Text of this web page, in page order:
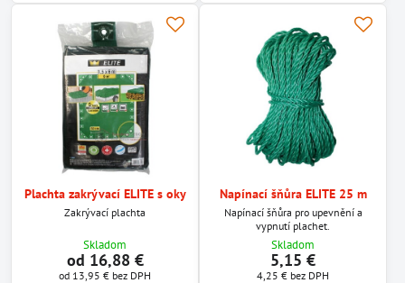
Plachta zakrývací ELITE s oky
Zakrývací plachta
Skladom
od 16,88 €
od 13,95 € bez DPH
Napínací šňůra ELITE 25 m
Napínací šňůra pro upevnění a
vypnutí plachet.
Skladom
5,15 €
4,25 € bez DPH